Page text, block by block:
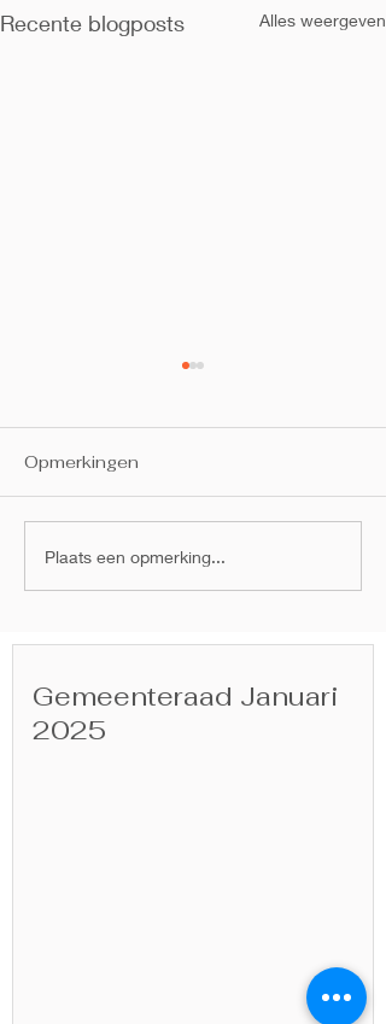
Recente blogposts Alles weergeven
Gemeenteraad 28
november 2024
Opmerkingen
Plaats een opmerking...
Gemeenteraad Januari
2025